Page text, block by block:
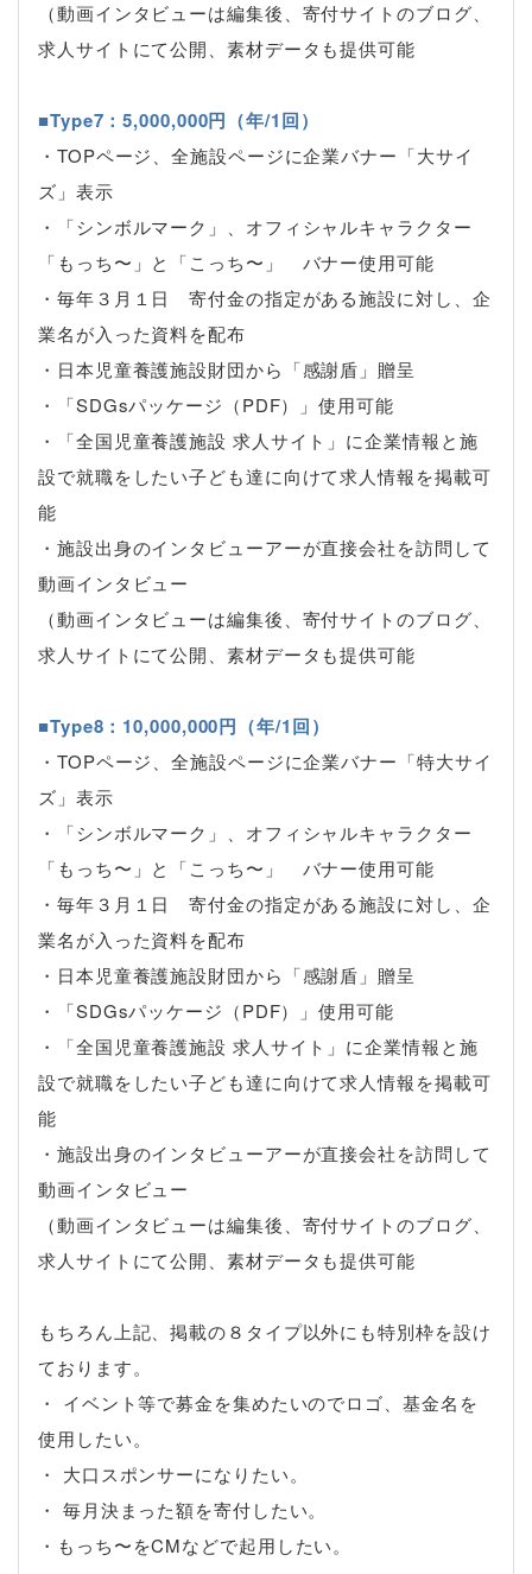
（動画インタビューは編集後、寄付サイトのブログ、
求人サイトにて公開、素材データも提供可能
■Type7：5,000,000円（年/1回）
・TOPページ、全施設ページに企業バナー「大サイ
ズ」表示
・「シンボルマーク」、オフィシャルキャラクター
「もっち〜」と「こっち〜」 バナー使用可能
・毎年３月１日 寄付金の指定がある施設に対し、企
業名が入った資料を配布
・日本児童養護施設財団から「感謝盾」贈呈
・「SDGsパッケージ（PDF）」使用可能
・「全国児童養護施設 求人サイト」に企業情報と施
設で就職をしたい子ども達に向けて求人情報を掲載可
能
・施設出身のインタビューアーが直接会社を訪問して
動画インタビュー
（動画インタビューは編集後、寄付サイトのブログ、
求人サイトにて公開、素材データも提供可能
■Type8：10,000,000円（年/1回）
・TOPページ、全施設ページに企業バナー「特大サイ
ズ」表示
・「シンボルマーク」、オフィシャルキャラクター
「もっち〜」と「こっち〜」 バナー使用可能
・毎年３月１日 寄付金の指定がある施設に対し、企
業名が入った資料を配布
・日本児童養護施設財団から「感謝盾」贈呈
・「SDGsパッケージ（PDF）」使用可能
・「全国児童養護施設 求人サイト」に企業情報と施
設で就職をしたい子ども達に向けて求人情報を掲載可
能
・施設出身のインタビューアーが直接会社を訪問して
動画インタビュー
（動画インタビューは編集後、寄付サイトのブログ、
求人サイトにて公開、素材データも提供可能
もちろん上記、掲載の８タイプ以外にも特別枠を設け
ております。
・ イベント等で募金を集めたいのでロゴ、基金名を
使用したい。
・ 大口スポンサーになりたい。
・ 毎月決まった額を寄付したい。
・もっち〜をCMなどで起用したい。